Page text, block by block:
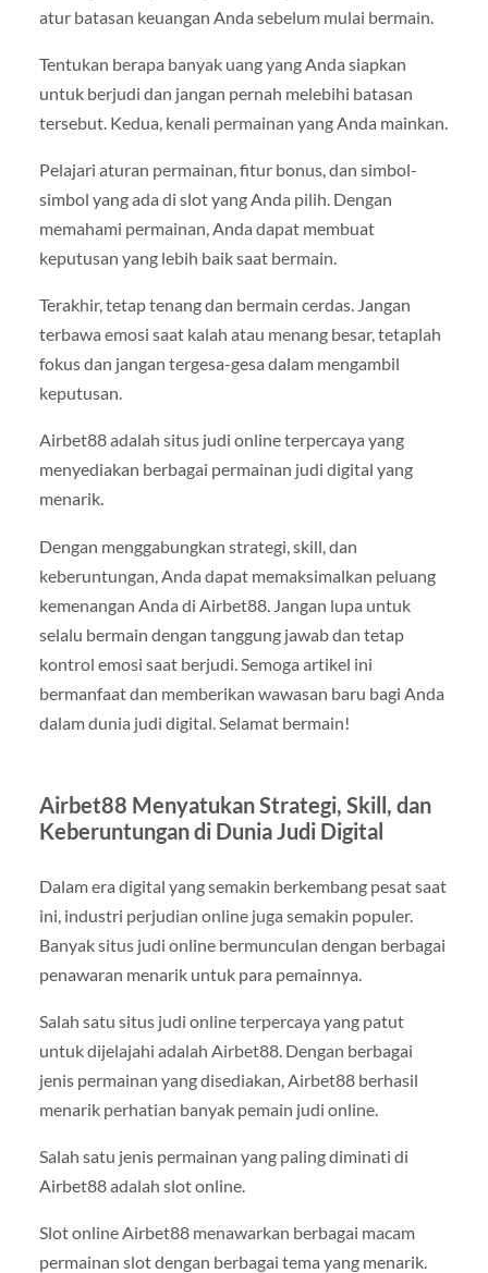
atur batasan keuangan Anda sebelum mulai bermain.
Tentukan berapa banyak uang yang Anda siapkan
untuk berjudi dan jangan pernah melebihi batasan
tersebut. Kedua, kenali permainan yang Anda mainkan.
Pelajari aturan permainan, fitur bonus, dan simbol-
simbol yang ada di slot yang Anda pilih. Dengan
memahami permainan, Anda dapat membuat
keputusan yang lebih baik saat bermain.
Terakhir, tetap tenang dan bermain cerdas. Jangan
terbawa emosi saat kalah atau menang besar, tetaplah
fokus dan jangan tergesa-gesa dalam mengambil
keputusan.
Airbet88 adalah situs judi online terpercaya yang
menyediakan berbagai permainan judi digital yang
menarik.
Dengan menggabungkan strategi, skill, dan
keberuntungan, Anda dapat memaksimalkan peluang
kemenangan Anda di Airbet88. Jangan lupa untuk
selalu bermain dengan tanggung jawab dan tetap
kontrol emosi saat berjudi. Semoga artikel ini
bermanfaat dan memberikan wawasan baru bagi Anda
dalam dunia judi digital. Selamat bermain!
Airbet88 Menyatukan Strategi, Skill, dan
Keberuntungan di Dunia Judi Digital
Dalam era digital yang semakin berkembang pesat saat
ini, industri perjudian online juga semakin populer.
Banyak situs judi online bermunculan dengan berbagai
penawaran menarik untuk para pemainnya.
Salah satu situs judi online terpercaya yang patut
untuk dijelajahi adalah Airbet88. Dengan berbagai
jenis permainan yang disediakan, Airbet88 berhasil
menarik perhatian banyak pemain judi online.
Salah satu jenis permainan yang paling diminati di
Airbet88 adalah slot online.
Slot online Airbet88 menawarkan berbagai macam
permainan slot dengan berbagai tema yang menarik.